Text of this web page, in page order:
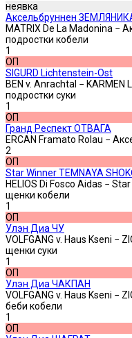
неявка
Аксельбруннен
MATRIX De La Madonina −
подростки кобели
1
ОП
SIGURD Lichtenstein-Ost
BEN v. Anrachtal −
подростки суки
1
ОП
Гранд Респект ОТВАГА
ERCAN Framato Rolau −
2
ОП
Star Winner TEMNAYA
HELIOS Di Fosco Aidas −
щенки кобели
1
ОП
Улэн Диа ЧУ
VOLFGANG v. Haus Kseni −
щенки суки
1
ОП
Улэн Диа ЧАКПАН
VOLFGANG v. Haus Kseni −
беби кобели
1
ОП